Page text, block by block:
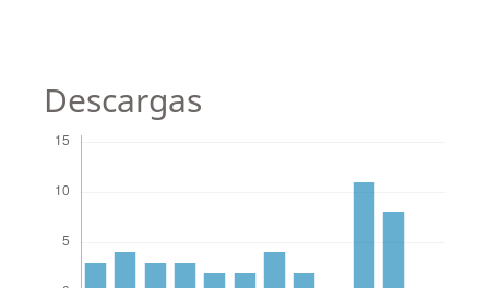
Descargas